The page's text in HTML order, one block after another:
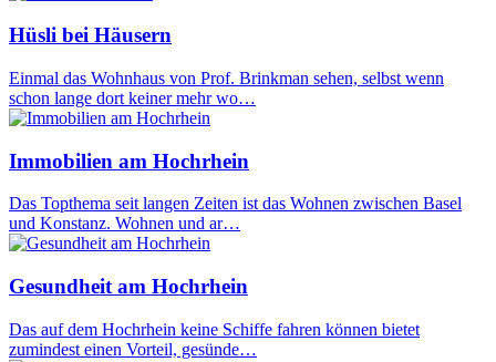
Hüsli bei Häusern
Einmal das Wohnhaus von Prof. Brinkman sehen, selbst wenn
schon lange dort keiner mehr wo…
Immobilien am Hochrhein
Das Topthema seit langen Zeiten ist das Wohnen zwischen Basel
und Konstanz. Wohnen und ar…
Gesundheit am Hochrhein
Das auf dem Hochrhein keine Schiffe fahren können bietet
zumindest einen Vorteil, gesünde…